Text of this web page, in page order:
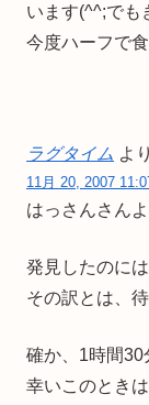
います(^^;でも
今度ハーフで
ラグタイム よ
11月 20, 2007
はっさんさん
発見したのに
その訳とは、
確か、1時間30
幸いこのとき